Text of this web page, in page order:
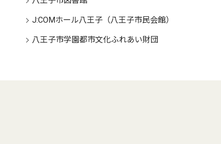
J:COMホール八王子（八王子市民会館）
八王子市学園都市文化ふれあい財団